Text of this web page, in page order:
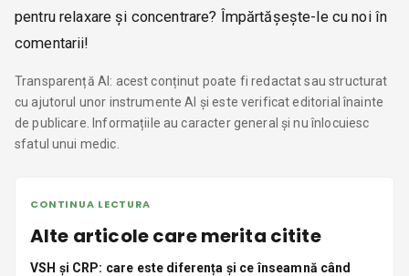
pentru relaxare și concentrare? Împărtășește-le cu noi în
comentarii!
Transparență AI: acest conținut poate fi redactat sau structurat
cu ajutorul unor instrumente AI și este verificat editorial înainte
de publicare. Informațiile au caracter general și nu înlocuiesc
sfatul unui medic.
CONTINUA LECTURA
Alte articole care merita citite
VSH și CRP: care este diferența și ce înseamnă când